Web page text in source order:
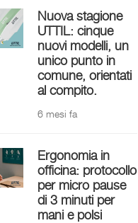
Nuova stagione
UTTIL: cinque
nuovi modelli, un
unico punto in
comune, orientati
al compito.
6 mesi fa
Ergonomia in
officina: protocollo
per micro pause
di 3 minuti per
mani e polsi